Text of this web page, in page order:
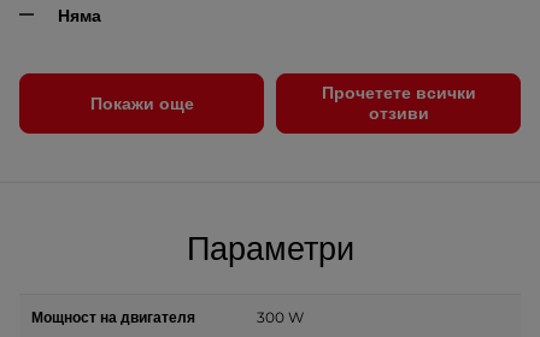
Няма
Покажи още
Прочетете всички
отзиви
Параметри
Мощност на двигателя 300 W